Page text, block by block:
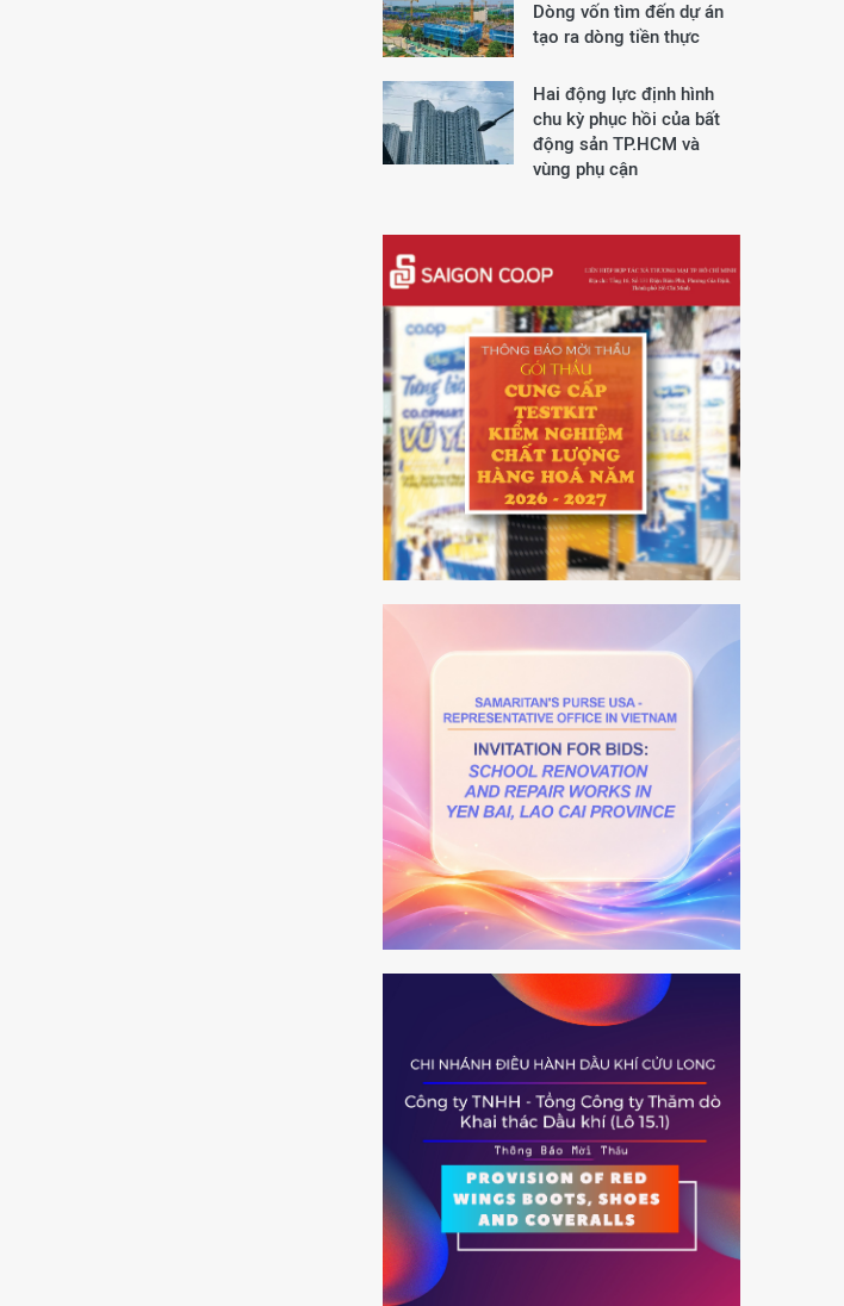
Dòng vốn tìm đến dự án
tạo ra dòng tiền thực
Hai động lực định hình
chu kỳ phục hồi của bất
động sản TP.HCM và
vùng phụ cận